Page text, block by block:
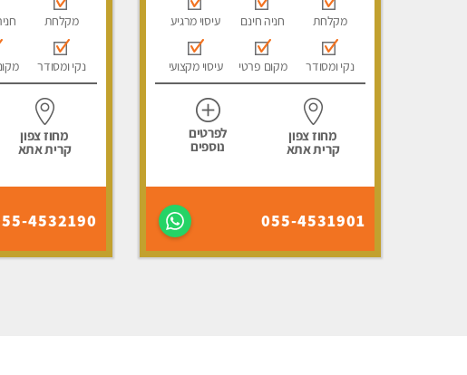
מקלחת חניה חינם עיסוי מרגיע
נקי ומסודר מקום פרטי עיסוי מקצועי
מחוז צפון
קרית אתא
לפרטים
נוספים
055-4531901
מקלחת
נקי ומסודר
מחוז צפון
קרית אתא
4532190